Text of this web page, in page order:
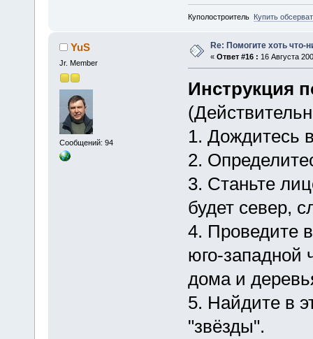
Куполостроитель Купить
YuS
Jr. Member
Сообщений: 94
Re: Помогите хоть что-
« Ответ #16 : 16 Августа
Инструкция
1. Дождитесь
2.
3. Станьте
будет север,
4. Проведите
юго-западной
дома и
5. Найдите в
"звёзды".